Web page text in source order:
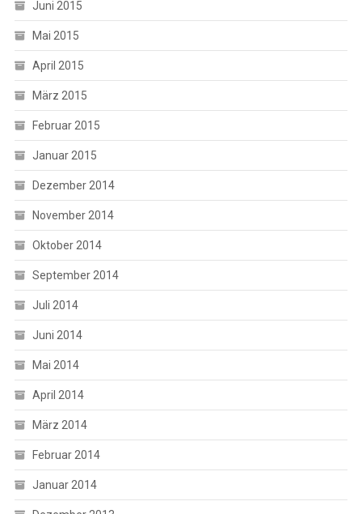
Juni 2015
Mai 2015
April 2015
März 2015
Februar 2015
Januar 2015
Dezember 2014
November 2014
Oktober 2014
September 2014
Juli 2014
Juni 2014
Mai 2014
April 2014
März 2014
Februar 2014
Januar 2014